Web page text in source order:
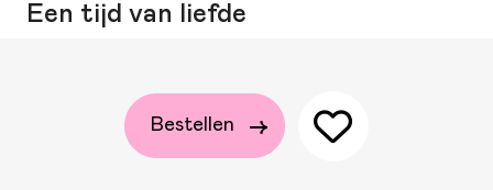
Een tijd van liefde
Bestellen